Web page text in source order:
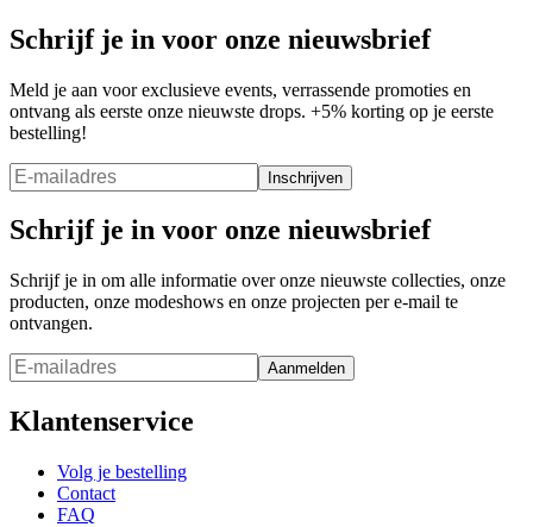
Schrijf je in voor onze nieuwsbrief
Meld je aan voor exclusieve events, verrassende promoties en
ontvang als eerste onze nieuwste drops. +5% korting op je eerste
bestelling!
Inschrijven
Schrijf je in voor onze nieuwsbrief
Schrijf je in om alle informatie over onze nieuwste collecties, onze
producten, onze modeshows en onze projecten per e-mail te
ontvangen.
Aanmelden
Klantenservice
Volg je bestelling
Contact
FAQ